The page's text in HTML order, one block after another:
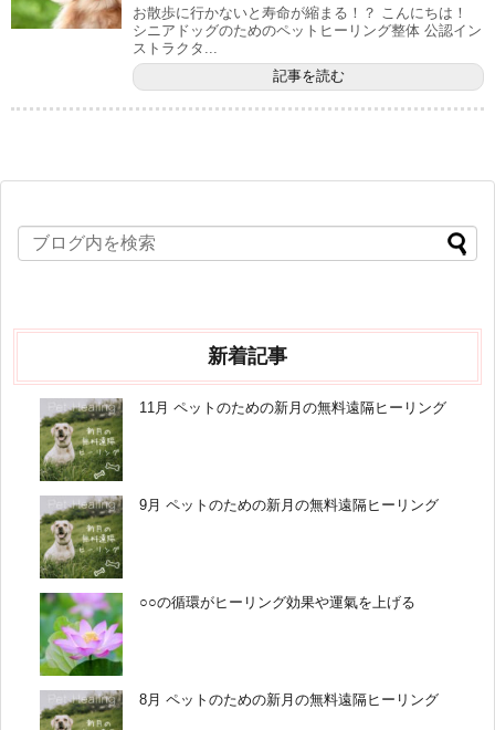
お散歩に行かないと寿命が縮まる！？ こんにちは！
シニアドッグのためのペットヒーリング整体 公認イン
ストラクタ...
記事を読む
新着記事
11月 ペットのための新月の無料遠隔ヒーリング
9月 ペットのための新月の無料遠隔ヒーリング
○○の循環がヒーリング効果や運氣を上げる
8月 ペットのための新月の無料遠隔ヒーリング